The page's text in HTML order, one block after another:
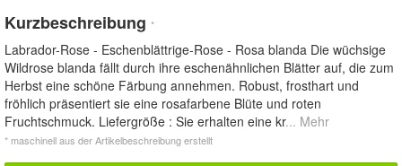
Kurzbeschreibung *
Labrador-Rose - Eschenblättrige-Rose - Rosa blanda Die wüchsige
Wildrose blanda fällt durch ihre eschenähnlichen Blätter auf, die zum
Herbst eine schöne Färbung annehmen. Robust, frosthart und
fröhlich präsentiert sie eine rosafarbene Blüte und roten
Fruchtschmuck. Liefergröße : Sie erhalten eine kr... Mehr
* maschinell aus der Artikelbeschreibung erstellt